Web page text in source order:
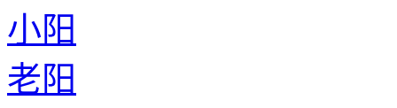
小阳
老阳